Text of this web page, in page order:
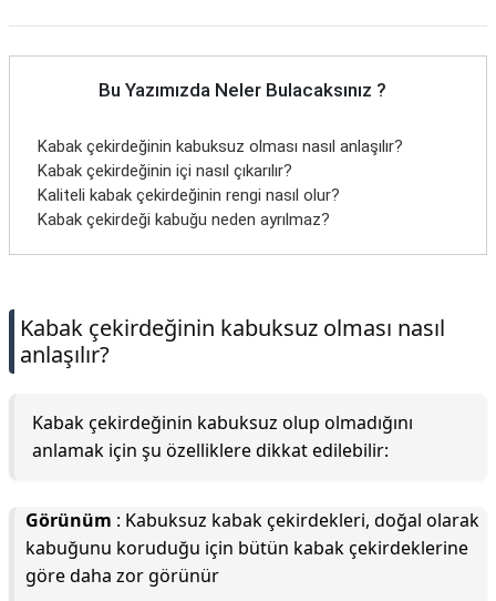
Bu Yazımızda Neler Bulacaksınız ?
Kabak çekirdeğinin kabuksuz olması nasıl anlaşılır?
Kabak çekirdeğinin içi nasıl çıkarılır?
Kaliteli kabak çekirdeğinin rengi nasıl olur?
Kabak çekirdeği kabuğu neden ayrılmaz?
Kabak çekirdeğinin kabuksuz olması nasıl
anlaşılır?
Kabak çekirdeğinin kabuksuz olup olmadığını
anlamak için şu özelliklere dikkat edilebilir:
Görünüm : Kabuksuz kabak çekirdekleri, doğal olarak
kabuğunu koruduğu için bütün kabak çekirdeklerine
göre daha zor görünür